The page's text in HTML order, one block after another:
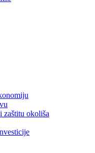
zaštitu okoliša